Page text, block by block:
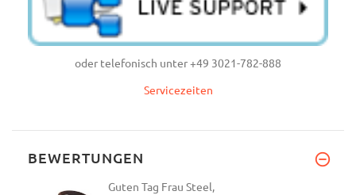
oder telefonisch unter +49 3021-782-888
Servicezeiten
BEWERTUNGEN
Guten Tag Frau Steel,